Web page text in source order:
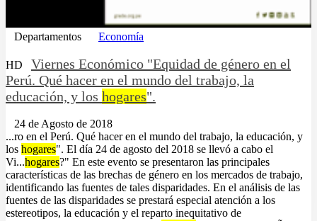
Departamentos Economía
HD
Viernes Económico "Equidad de género en el
Perú. Qué hacer en el mundo del trabajo, la
educación, y los hogares".
24 de Agosto de 2018
...ro en el Perú. Qué hacer en el mundo del trabajo, la educación, y
los hogares". El día 24 de agosto del 2018 se llevó a cabo el
Vi...hogares?" En este evento se presentaron las principales
características de las brechas de género en los mercados de trabajo,
identificando las fuentes de tales disparidades. En el análisis de las
fuentes de las disparidades se prestará especial atención a los
estereotipos, la educación y el reparto inequitativo de